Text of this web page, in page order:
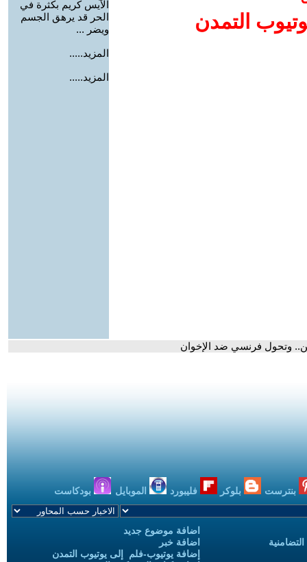
التمدن
الآيس كريم بكثرة في
الحر قد يرهق الجسم
ويضر ...
المزيد.....
المزيد.....
وتحول فرنسي ضد الإخوان
بنترست بلوكر فليبورد الموبايل بودكاست
اضافة موضوع جديد
اضافة خبر
إضافة يوتيوب-فلم إلى يوتيوب التمدن